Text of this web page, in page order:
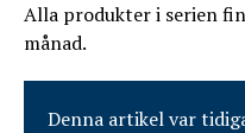
Alla produkter i serien
månad.
Denna artikel var